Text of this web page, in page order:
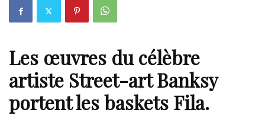
Les œuvres du célèbre
artiste Street-artBanksy
portent les baskets Fila.